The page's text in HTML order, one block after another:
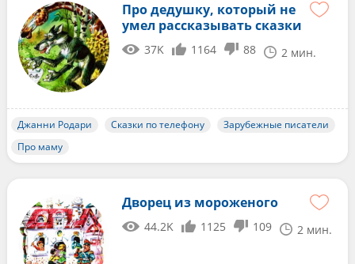
Про дедушку, который не
умел рассказывать сказки
37K 1164 88 2 мин.
Джанни Родари Сказки по телефону
Зарубежные писатели
Про маму
Дворец из мороженого
44.2K 1125 109 2 мин.